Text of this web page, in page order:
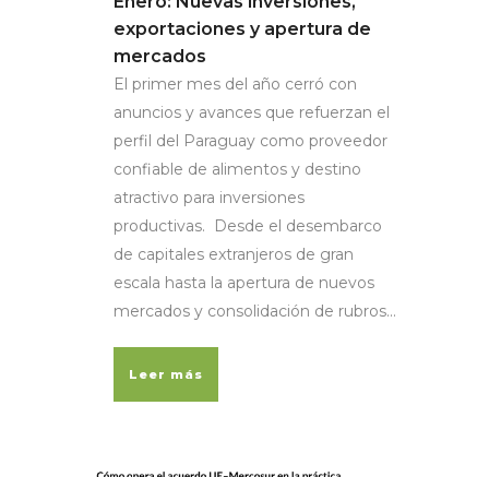
exportaciones y apertura de
mercados
El primer mes del año cerró con
anuncios y avances que refuerzan el
perfil del Paraguay como proveedor
confiable de alimentos y destino
atractivo para inversiones
productivas. Desde el desembarco
de capitales extranjeros de gran
escala hasta la apertura de nuevos
mercados y consolidación de rubros...
Leer más